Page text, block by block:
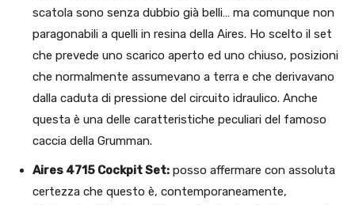
scatola sono senza dubbio già belli… ma comunque non
paragonabili a quelli in resina della Aires. Ho scelto il set
che prevede uno scarico aperto ed uno chiuso, posizioni
che normalmente assumevano a terra e che derivavano
dalla caduta di pressione del circuito idraulico. Anche
questa è una delle caratteristiche peculiari del famoso
caccia della Grumman.
Aires 4715 Cockpit Set: posso affermare con assoluta
certezza che questo è, contemporaneamente,